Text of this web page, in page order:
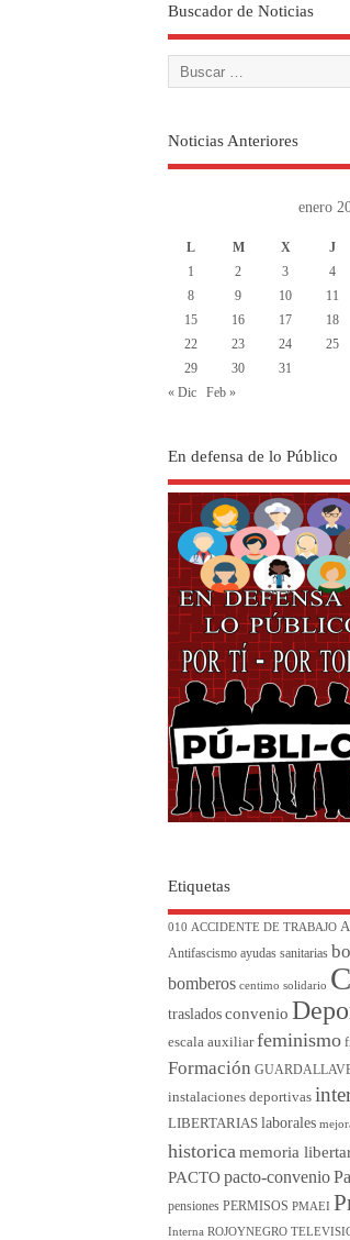
Buscador de Noticias
Noticias Anteriores
enero
L M X J
1
2 3 4
8
9 10 11
15
16 17 18
22
23 24 25
29
30
31
« Dic
Feb »
En defensa de lo Público
Etiquetas
010 ACCIDENTE DE TRABAJO
Antifascismo ayudas sanitarias
bomberos centimo solidario
traslados convenio
escala auxiliar feminismo
Formación
instalaciones deportivas
LIBERTARIAS laborales
historica memoria
PACTO pacto-convenio
pensiones PERMISOS PMAEI
Interna ROJOYNEGRO